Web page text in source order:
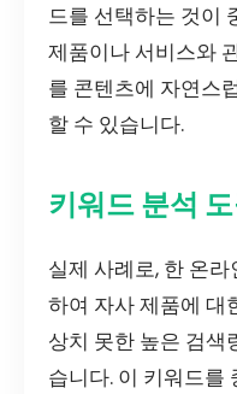
드를 선택하는 것이
제품이나 서비스와
를 콘텐츠에 자연스
할 수 있습니다.
키워드 분석
실제 사례로, 한 온
하여 자사 제품에 대
상치 못한 높은 검색
습니다. 이 키워드를